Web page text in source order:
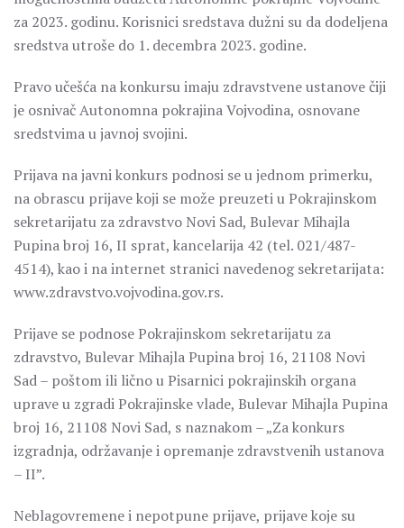
za 2023. godinu. Korisnici sredstava dužni su da dodeljena
sredstva utroše do 1. decembra 2023. godine.
Pravo učešća na konkursu imaju zdravstvene ustanove čiji
je osnivač Autonomna pokrajina Vojvodina, osnovane
sredstvima u javnoj svojini.
Prijava na javni konkurs podnosi se u jednom primerku,
na obrascu prijave koji se može preuzeti u Pokrajinskom
sekretarijatu za zdravstvo Novi Sad, Bulevar Mihajla
Pupina broj 16, II sprat, kancelarija 42 (tel. 021/487-
4514), kao i na internet stranici navedenog sekretarijata:
www.zdravstvo.vojvodina.gov.rs.
Prijave se podnose Pokrajinskom sekretarijatu za
zdravstvo, Bulevar Mihajla Pupina broj 16, 21108 Novi
Sad – poštom ili lično u Pisarnici pokrajinskih organa
uprave u zgradi Pokrajinske vlade, Bulevar Mihajla Pupina
broj 16, 21108 Novi Sad, s naznakom – „Za konkurs
izgradnja, održavanje i opremanje zdravstvenih ustanova
– II”.
Neblagovremene i nepotpune prijave, prijave koje su